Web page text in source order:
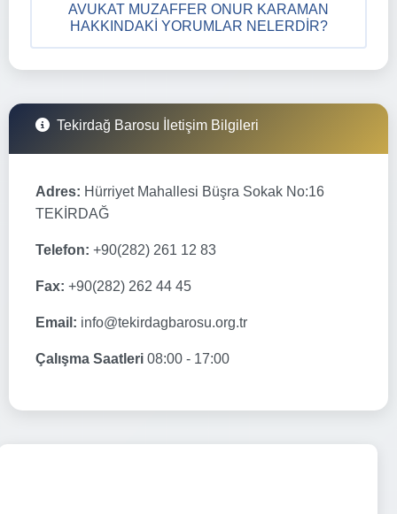
AVUKAT MUZAFFER ONUR KARAMAN
HAKKINDAKI YORUMLAR NELERDIR?
Tekirdağ Barosu İletişim Bilgileri
Adres: Hürriyet Mahallesi Büşra Sokak No:16
TEKİRDAĞ
Telefon: +90(282) 261 12 83
Fax: +90(282) 262 44 45
Email: info@tekirdagbarosu.org.tr
Çalışma Saatleri 08:00 - 17:00